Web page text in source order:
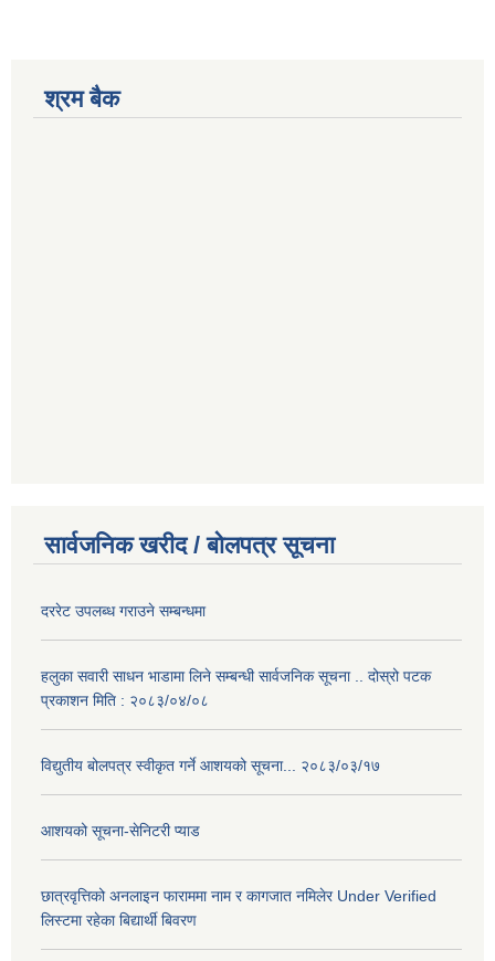
श्रम बैक
सार्वजनिक खरीद / बोलपत्र सूचना
दररेट उपलब्ध गराउने सम्बन्धमा
हलुका सवारी साधन भाडामा लिने सम्बन्धी सार्वजनिक सूचना .. दोस्रो पटक
प्रकाशन मिति : २०८३/०४/०८
विद्युतीय बोलपत्र स्वीकृत गर्ने आशयको सूचना... २०८३/०३/१७
आशयको सूचना-सेनिटरी प्याड
छात्रवृत्तिको अनलाइन फाराममा नाम र कागजात नमिलेर Under Verified
लिस्टमा रहेका बिद्यार्थी बिवरण